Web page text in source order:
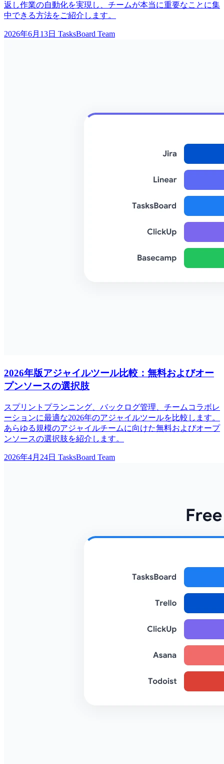
返し作業の自動化を実現し、チームが本当に重要なことに集
中できる方法をご紹介します。
2026年6月13日 TasksBoard Team
2026年版アジャイルツール比較：無料およびオー
プンソースの選択肢
スプリントプランニング、バックログ管理、チームコラボレ
ーションに最適な2026年のアジャイルツールを比較します。
あらゆる規模のアジャイルチームに向けた無料およびオープ
ンソースの選択肢を紹介します。
2026年4月24日 TasksBoard Team